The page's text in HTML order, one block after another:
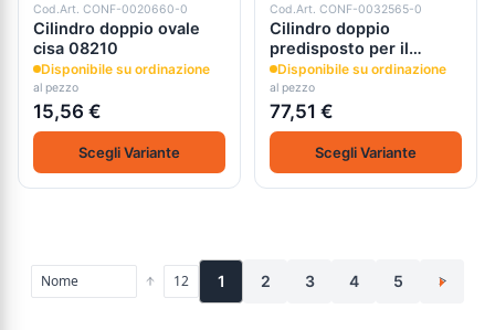
Cod.Art. CONF-0020660-0
Cilindro doppio ovale
cisa 08210
Disponibile su ordinazione
al pezzo
15,56 €
Scegli Variante
Cod.Art. CONF-0032565-0
Cilindro doppio
predisposto per il
montaggio pomolo
astral tekno profilo
personalizzato cisa
0m3t2
Disponibile su ordinazione
al pezzo
77,51 €
Scegli Variante
1 2 3 4 5 >